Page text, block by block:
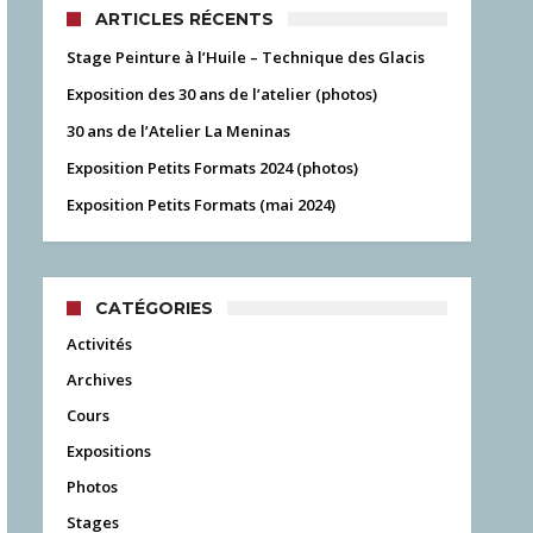
ARTICLES RÉCENTS
Stage Peinture à l’Huile – Technique des Glacis
Exposition des 30 ans de l’atelier (photos)
30 ans de l’Atelier La Meninas
Exposition Petits Formats 2024 (photos)
Exposition Petits Formats (mai 2024)
CATÉGORIES
Activités
Archives
Cours
Expositions
Photos
Stages